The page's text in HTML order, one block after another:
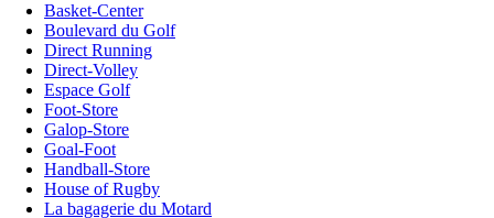
Basket-Center
Boulevard du Golf
Direct Running
Direct-Volley
Espace Golf
Foot-Store
Galop-Store
Goal-Foot
Handball-Store
House of Rugby
La bagagerie du Motard